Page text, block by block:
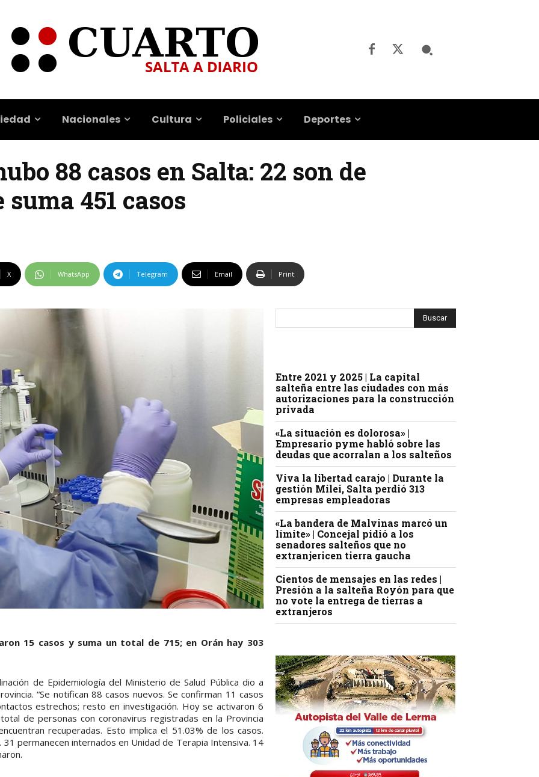
Nacionales Cultura Policiales Deportes
88 casos en Salta: 22 son de
451 casos
X WhatsApp Telegram Email Print
15 casos y suma un total de 715; en Orán hay 303
de Epidemiología del Ministerio de Salud Pública dio a
“Se notifican 88 casos nuevos. Se confirman 11 casos
estrechos; resto en investigación. Hoy se activaron 6
de personas con coronavirus registradas en la Provincia
recuperadas. Esto implica el 51.03% de los casos.
permanecen internados en Unidad de Terapia Intensiva. 14
Entre 2021 y 2025 | La capital
salteña entre las ciudades con más
autorizaciones para la construcción
privada
«La situación es dolorosa» |
Empresario pyme habló sobre las
deudas que acorralan a los salteños
Viva la libertad carajo | Durante la
gestión Milei, Salta perdió 313
empresas empleadoras
«La bandera de Malvinas marcó un
límite» | Concejal pidió a los
senadores salteños que no
extranjericen tierra gaucha
Cientos de mensajes en las redes |
Presión a la salteña Royón para que
no vote la entrega de tierras a
extranjeros